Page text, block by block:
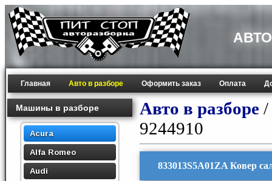
Главная Авто в разборе Оформить заказ Оплата
Машины в разборе
Acura
Alfa Romeo
Audi
Авто в разборе /
9244910
833013S5A01ZA Ковер